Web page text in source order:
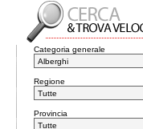
Categoria generale
Regione
Provincia